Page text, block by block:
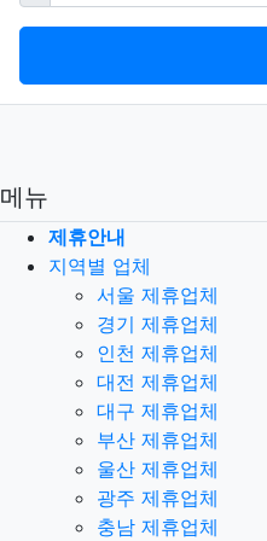
메뉴
제휴안내
지역별 업체
서울 제휴업체
경기 제휴업체
인천 제휴업체
대전 제휴업체
대구 제휴업체
부산 제휴업체
울산 제휴업체
광주 제휴업체
충남 제휴업체